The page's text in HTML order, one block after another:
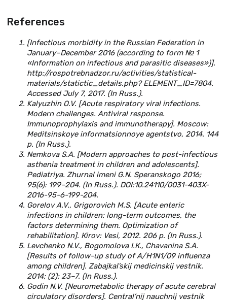
References
[Infectious morbidity in the Russian Federation in
January–December 2016 (according to form № 1
«Information on infectious and parasitic diseases»)].
http://rospotrebnadzor.ru/activities/statistical-
materials/statictic_details.php? ELEMENT_ID=7804.
Accessed July 7, 2017. (In Russ.).
Kalyuzhin O.V. [Acute respiratory viral infections.
Modern challenges. Antiviral response.
Immunoprophylaxis and immunotherapy]. Мoscow:
Meditsinskoye informatsionnoye agentstvo, 2014. 144
р. (In Russ.).
Nemkova S.А. [Modern approaches to post-infectious
asthenia treatment in children and adolescents].
Pediatriуa. Zhurnal imeni G.N. Speranskogo 2016;
95(6): 199–204. (In Russ.). DOI:10.24110/0031-403X-
2016-95-6-199-204.
Gorelov A.V., Grigorovich M.S. [Acute enteric
infections in children: long-term outcomes, the
factors determining them. Optimization of
rehabilitation]. Кirov: Vesi, 2012. 206 p. (In Russ.).
Levchenko N.V., Bogomolova I.К., Chavanina S.А.
[Results of follow-up study of A/H1N1/09 influenza
among children]. Zabajkal’skij medicinskij vestnik.
2014; (2): 23–7. (In Russ.).
Godin N.V. [Neurometabolic therapy of acute cerebral
circulatory disorders]. Central’nij nauchnij vestnik